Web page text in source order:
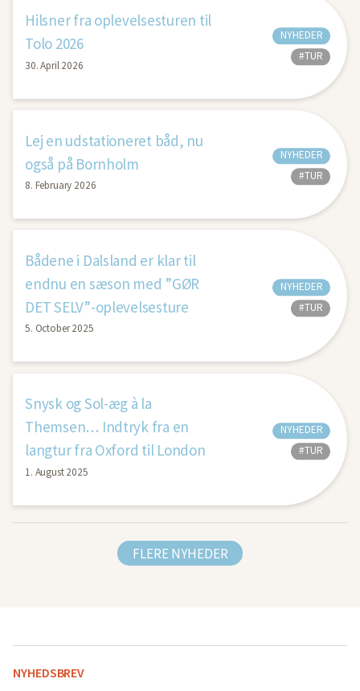
Hilsner fra oplevelsesturen til
Tolo 2026
30. April 2026
NYHEDER
#TUR
Lej en udstationeret båd, nu
også på Bornholm
8. February 2026
NYHEDER
#TUR
Bådene i Dalsland er klar til
endnu en sæson med ”GØR
DET SELV”-oplevelsesture
5. October 2025
NYHEDER
#TUR
Snysk og Sol-æg à la
Themsen… Indtryk fra en
langtur fra Oxford til London
1. August 2025
NYHEDER
#TUR
FLERE NYHEDER
NYHEDSBREV